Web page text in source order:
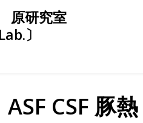
原研究室
〕
CSF 豚